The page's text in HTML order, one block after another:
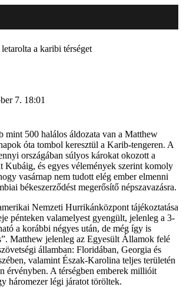
a karibi térséget
7. 18:01
mint 500 halálos áldozata van a Matthew
óta tombol keresztül a Karib-tengeren. A
országában súlyos károkat okozott a
Kubáig, és egyes vélemények szerint komoly
vasárnap nem tudott elég ember elmenni
békeszerződést megerősítő népszavazásra.
Nemzeti Hurrikánközpont tájékoztatása
pénteken valamelyest gyengült, jelenleg a 3-
a korábbi négyes után, de még így is
Matthew jelenleg az Egyesült Államok felé
államban: Floridában, Georgia és
valamint Észak-Karolina teljes területén
érvényben. A térségben emberek millióit
háromezer légi járatot töröltek.